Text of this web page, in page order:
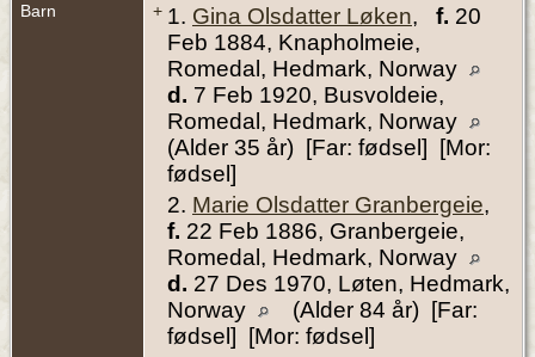
Barn + 1. Gina Olsdatter Løken, f. 20
Feb 1884, Knapholmeie,
Romedal, Hedmark, Norway
d. 7 Feb 1920, Busvoldeie,
Romedal, Hedmark, Norway
(Alder 35 år) [Far: fødsel] [Mor:
fødsel]
2. Marie Olsdatter Granbergeie,
f. 22 Feb 1886, Granbergeie,
Romedal, Hedmark, Norway
d. 27 Des 1970, Løten, Hedmark,
Norway
(Alder 84 år) [Far:
fødsel] [Mor: fødsel]